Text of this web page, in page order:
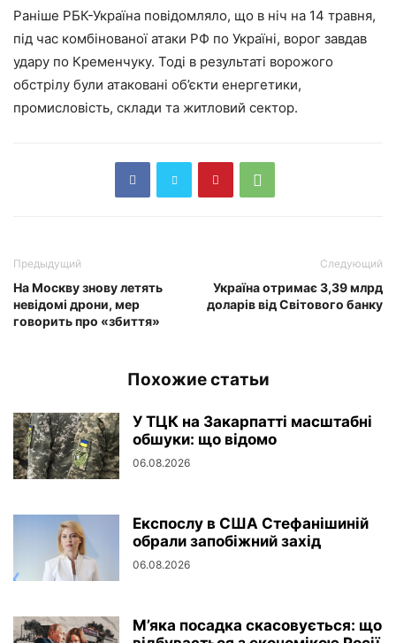
Раніше РБК-Україна повідомляло, що в ніч на 14 травня,
під час комбінованої атаки РФ по Україні, ворог завдав
удару по Кременчуку. Тоді в результаті ворожого
обстрілу були атаковані об’єкти енергетики,
промисловість, склади та житловий сектор.
Предыдущий
На Москву знову летять
невідомі дрони, мер
говорить про «збиття»
Следующий
Україна отримає 3,39 млрд
доларів від Світового банку
Похожие статьи
У ТЦК на Закарпатті масштабні
обшуки: що відомо
06.08.2026
Експослу в США Стефанішиній
обрали запобіжний захід
06.08.2026
М’яка посадка скасовується: що